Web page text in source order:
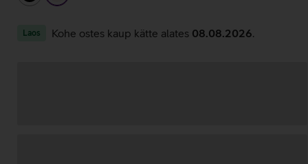
Laos Kohe ostes kaup kätte alates 08.08.2026